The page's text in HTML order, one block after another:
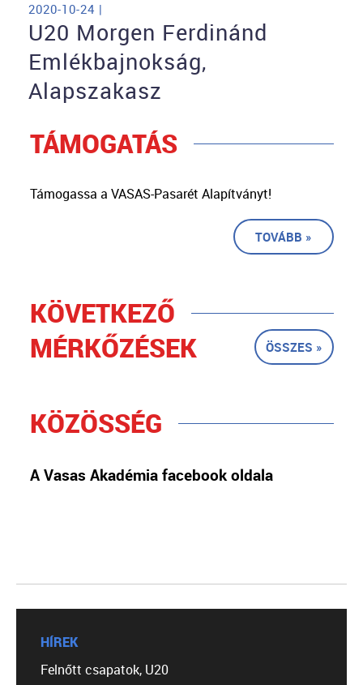
2020-10-24 |
U20 Morgen Ferdinánd
Emlékbajnokság,
Alapszakasz
TÁMOGATÁS
Támogassa a VASAS-Pasarét Alapítványt!
TOVÁBB »
KÖVETKEZŐ
MÉRKŐZÉSEK
ÖSSZES »
KÖZÖSSÉG
A Vasas Akadémia facebook oldala
HÍREK
Felnőtt csapatok, U20